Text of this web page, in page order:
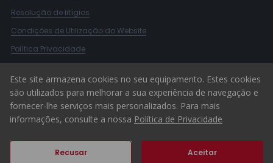
Resolução de litígios
Condições de Utilização do Website
Política Privacidade
Canal de Denúncias
© 2026 ERA Portugal
Este site armazena cookies no seu equipamento. Estes cookies
são utilizados para melhorar a sua experiência de navegação e
fornecer-lhe serviços mais personalizados. Para mais
informações, consulte a nossa Política de Privacidade
Recusar Aceitar